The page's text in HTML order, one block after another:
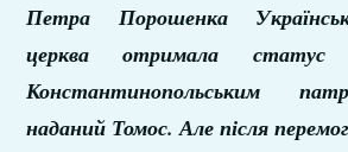
Петра Порошенка
церква отримала статус
Константинопольським
наданий Томос. Але після